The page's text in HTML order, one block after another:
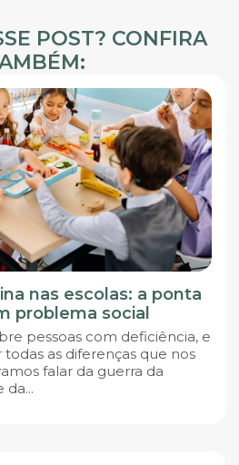
POST? CONFIRA
nas escolas: a ponta
problema social
pessoas com deficiência, e
as diferenças que nos
falar da guerra da
da...